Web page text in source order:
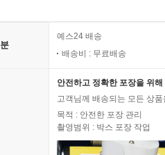
싶다면, 바로 이 책을 읽어야 한다.
』
리의 이데올로기에 꼭 필요한
일하에 드러낸다.
Stone)』
들은 잘못 해석된 공상과학, 잘
예스24 배송
배송비 : 무료배송
안전하고 정확한 포장을 위
고객님께 배송되는 모든 상
목적 : 안전한 포장 관리
촬영범위 : 박스 포장 작업